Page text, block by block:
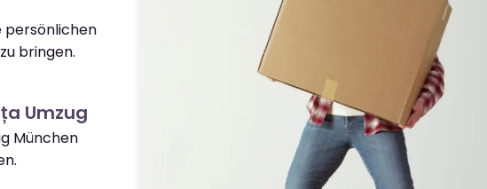
persönlichen
bringen.
Umzug
München